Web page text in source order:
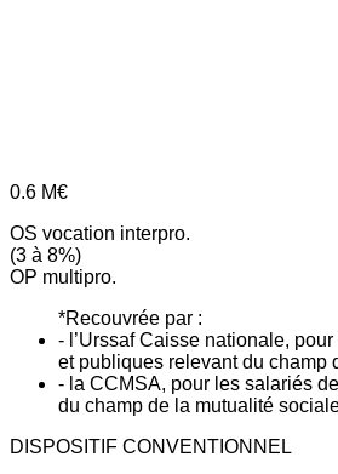
0.6 M€
OS vocation interpro.
(3 à 8%)
OP multipro.
*Recouvrée par :
- l’Urssaf Caisse nationale,
et publiques relevant du champ
- la CCMSA, pour les salariés
du champ de la mutualité
DISPOSITIF CONVENTIONNEL